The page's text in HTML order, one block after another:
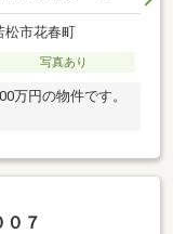
松市花春町
写真あり
万円の物件です。
７